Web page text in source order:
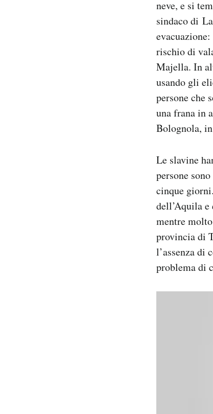
neve, e si
sindaco di
rischio di
Majella. In
usando gli
persone che
una frana in
Bolognola,
Le slavine
persone
cinque
dell’Aquila
mentre
provincia di
l’assenza di
problema di